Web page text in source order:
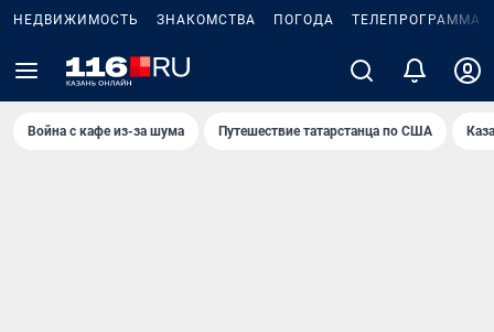
НЕДВИЖИМОСТЬ ЗНАКОМСТВА ПОГОДА ТЕЛЕПРОГРАММА
Война с кафе из-за шума Путешествие татарстанца по США